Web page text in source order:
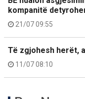
kompanitë
21/07 09:55
Të zgjohesh herët,
11/07 08:10